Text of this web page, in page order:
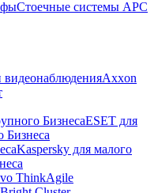
Стоечные системы APC
Axxon
БизнесаESET для
Бизнеса
Kaspersky для малого
ThinkAgile